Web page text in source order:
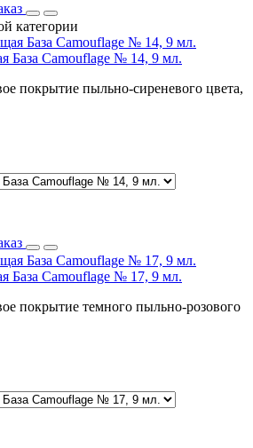
категории
База Camouflage № 14, 9 мл.
покрытие пыльно-сиреневого цвета,
База Camouflage № 17, 9 мл.
покрытие темного пыльно-розового